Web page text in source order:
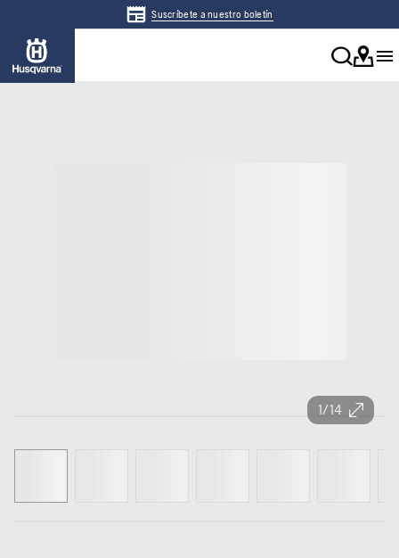
Suscríbete a nuestro boletín
1/14